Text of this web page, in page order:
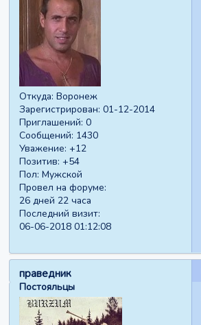
Откуда: Воронеж
Зарегистрирован: 01-12-2014
Приглашений: 0
Сообщений: 1430
Уважение: +12
Позитив: +54
Пол: Мужской
Провел на форуме:
26 дней 22 часа
Последний визит:
06-06-2018 01:12:08
праведник
Постояльцы